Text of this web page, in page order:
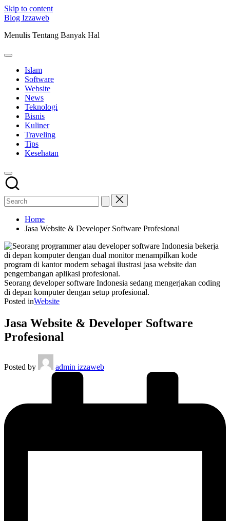
Skip to content
Blog Izzaweb
Menulis Tentang Banyak Hal
Islam
Software
Website
News
Teknologi
Bisnis
Kuliner
Traveling
Tips
Kesehatan
Home
Jasa Website & Developer Software Profesional
Seorang developer software Indonesia sedang mengerjakan coding
di depan komputer dengan setup profesional.
Posted inWebsite
Jasa Website & Developer Software
Profesional
Posted by admin izzaweb